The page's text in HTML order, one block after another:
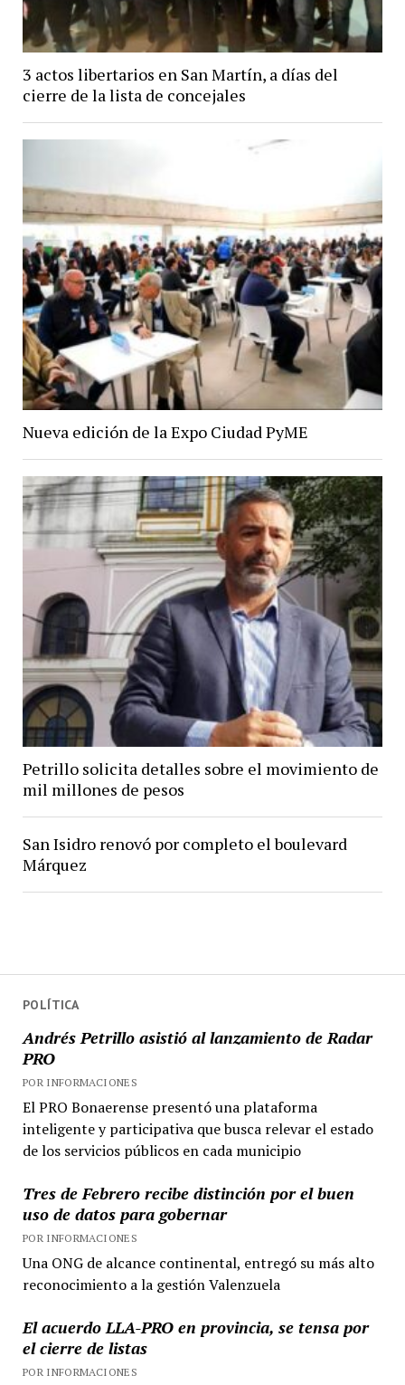
POLÍTICA
Andrés Petrillo asistió al lanzamiento de Radar
PRO
POR INFORMACIONES
El PRO Bonaerense presentó una plataforma
inteligente y participativa que busca relevar el estado
de los servicios públicos en cada municipio
Tres de Febrero recibe distinción por el buen
uso de datos para gobernar
POR INFORMACIONES
Una ONG de alcance continental, entregó su más alto
reconocimiento a la gestión Valenzuela
El acuerdo LLA-PRO en provincia, se tensa por
el cierre de listas
POR INFORMACIONES
3 actos libertarios en San Martín, a días del
cierre de la lista de concejales
Nueva edición de la Expo Ciudad PyME
Petrillo solicita detalles sobre el movimiento de
mil millones de pesos
San Isidro renovó por completo el boulevard
Márquez